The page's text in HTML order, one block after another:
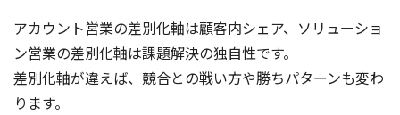
アカウント営業の差別化軸は顧客内シェア、ソリューショ
ン営業の差別化軸は課題解決の独自性です。
差別化軸が違えば、競合との戦い方や勝ちパターンも変わ
ります。